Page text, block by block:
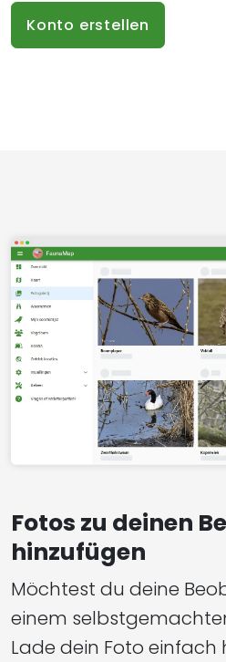
Konto erstellen
Fotos zu deinen
hinzufügen
Möchtest du deine
einem
Lade dein Foto